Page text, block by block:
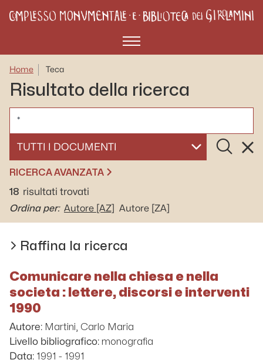
Menù
Home Teca
Risultato della ricerca
SELEZIONA UN DOCUMENTO
Cerca
RICERCA AVANZATA
18 risultati trovati
Ordina per: Autore [AZ] Autore [ZA]
Raffina la ricerca
Comunicare nella chiesa e nella
societa : lettere, discorsi e interventi
1990
Autore: Martini, Carlo Maria
Livello bibliografico: monografia
Data: 1991 - 1991